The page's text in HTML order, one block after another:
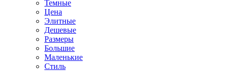
Темные
Цена
Элитные
Дешевые
Размеры
Большие
Маленькие
Стиль